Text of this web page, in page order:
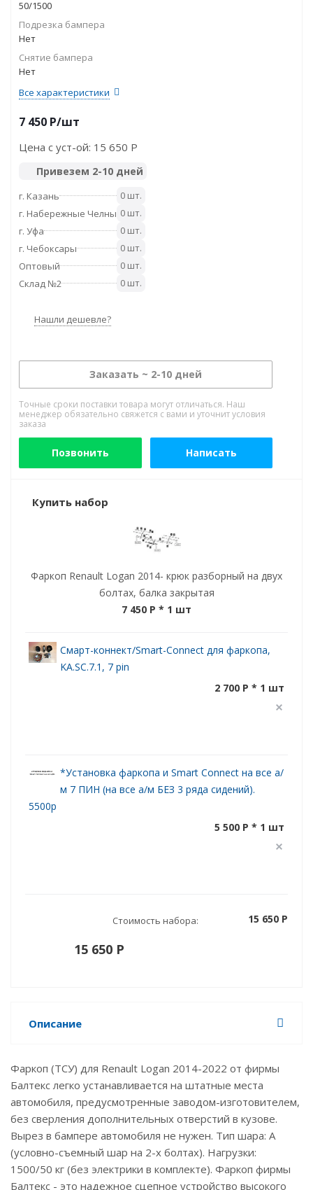
50/1500
Подрезка бампера
Нет
Снятие бампера
Нет
Все характеристики
7 450 P/шт
Цена с уст-ой: 15 650 P
Привезем 2-10 дней
г. Казань
0 шт.
г. Набережные Челны 0 шт.
г. Уфа
0 шт.
г. Чебоксары
0 шт.
Оптовый
0 шт.
Склад №2
0 шт.
Нашли дешевле?
Заказать ~ 2-10 дней
Точные сроки поставки товара могут отличаться. Наш
менеджер обязательно свяжется с вами и уточнит условия
заказа
Позвонить Написать
Купить набор
Фаркоп Renault Logan 2014- крюк разборный на двух
болтах, балка закрытая
7 450 P * 1 шт
Смарт-коннект/Smart-Connect для фаркопа,
KA.SC.7.1, 7 pin
2 700 P * 1 шт
*Установка фаркопа и Smart Connect на все а/
м 7 ПИН (на все а/м БЕЗ 3 ряда сидений).
5500р
5 500 P * 1 шт
Стоимость набора: 15 650 P
15 650 P
Описание
Фаркоп (ТСУ) для Renault Logan 2014-2022 от фирмы
Балтекс легко устанавливается на штатные места
автомобиля, предусмотренные заводом-изготовителем,
без сверления дополнительных отверстий в кузове.
Вырез в бампере автомобиля не нужен. Тип шара: А
(условно-съемный шар на 2-х болтах). Нагрузки:
1500/50 кг (без электрики в комплекте). Фаркоп фирмы
Балтекс - это надежное сцепное устройство высокого